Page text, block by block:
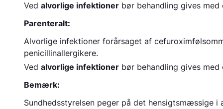
Ved alvorlige infektioner bør behandling gives med
Parenteralt:
Alvorlige infektioner forårsaget af
penicillinallergikere.
Ved alvorlige infektioner bør behandling gives med
Bemærk:
Sundhedsstyrelsen peger på det